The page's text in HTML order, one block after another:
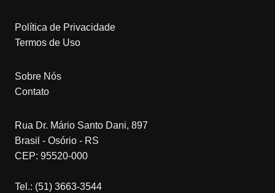
Política de Privacidade
Termos de Uso
Sobre Nós
Contato
Rua Dr. Mário Santo Dani, 897
Brasil - Osório - RS
CEP: 95520-000
Tel.: (51) 3663-3544